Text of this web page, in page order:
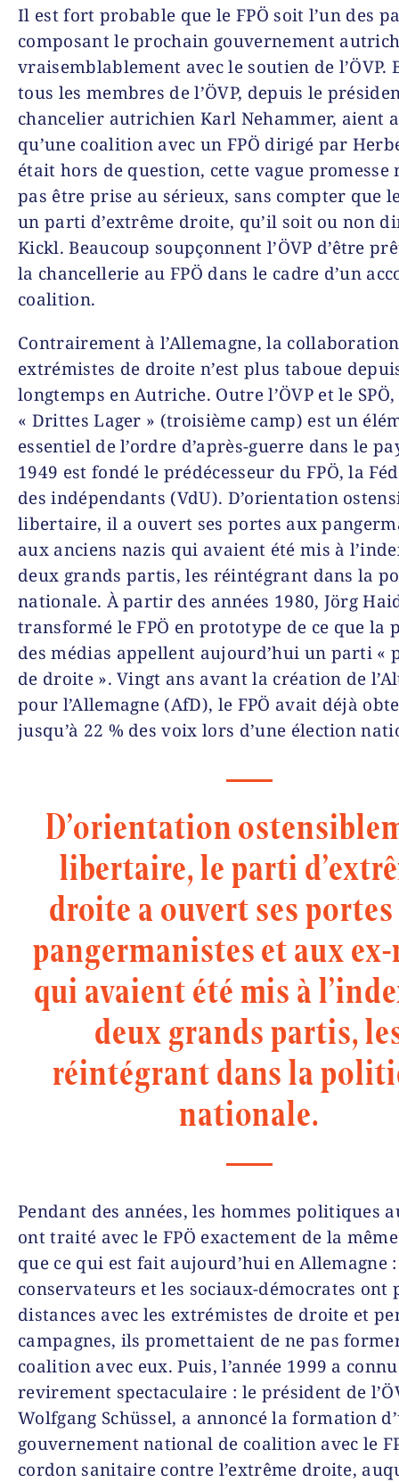
Il est fort probable que le FPÖ soit l’un des
composant le prochain gouvernement
vraisemblablement avec le soutien de l’ÖVP.
tous les membres de l’ÖVP, depuis le
chancelier autrichien Karl Nehammer, aient
qu’une coalition avec un FPÖ dirigé par
était hors de question, cette vague promesse
pas être prise au sérieux, sans compter que
un parti d’extrême droite, qu’il soit ou non
Kickl. Beaucoup soupçonnent l’ÖVP d’être
la chancellerie au FPÖ dans le cadre d’un
coalition.
Contrairement à l’Allemagne, la
extrémistes de droite n’est plus taboue
longtemps en Autriche. Outre l’ÖVP et le
« Drittes Lager » (troisième camp) est un
essentiel de l’ordre d’après-guerre dans le
1949 est fondé le prédécesseur du FPÖ, la
des indépendants (VdU). D’orientation
libertaire, il a ouvert ses portes aux
aux anciens nazis qui avaient été mis à
deux grands partis, les réintégrant dans la
nationale. À partir des années 1980, Jörg
transformé le FPÖ en prototype de ce que la
des médias appellent aujourd’hui un parti «
de droite ». Vingt ans avant la création de
pour l’Allemagne (AfD), le FPÖ avait déjà
jusqu’à 22 % des voix lors d’une élection
D’orientation
libertaire, le parti
droite a ouvert ses
pangermanistes et aux
qui avaient été mis à
deux grands partis,
réintégrant dans la
nationale.
Pendant des années, les hommes politiques
ont traité avec le FPÖ exactement de la
que ce qui est fait aujourd’hui en Allemagne
conservateurs et les sociaux-démocrates ont
distances avec les extrémistes de droite et
campagnes, ils promettaient de ne pas
coalition avec eux. Puis, l’année 1999 a
revirement spectaculaire : le président de
Wolfgang Schüssel, a annoncé la formation
gouvernement national de coalition avec le
cordon sanitaire contre l’extrême droite,